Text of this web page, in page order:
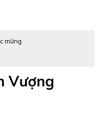
mừng
Vượng